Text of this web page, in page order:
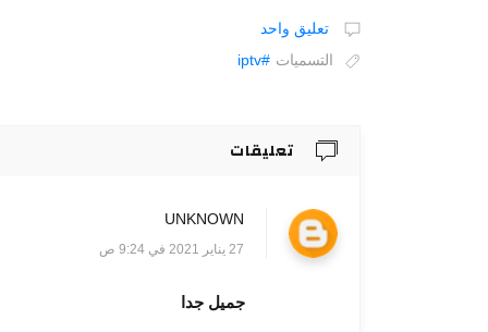
تعليق واحد
التسميات #iptv
تعليقات
UNKNOWN
27 يناير 2021 في 9:24 ص
جميل جدا